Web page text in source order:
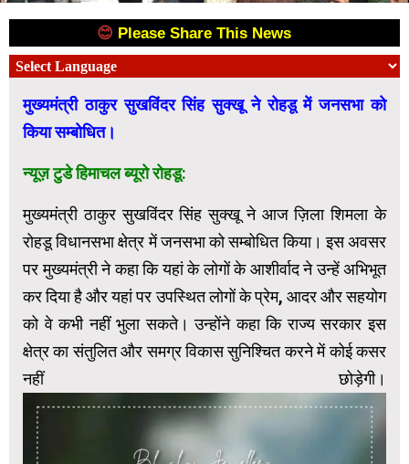
😊 Please Share This News
मुख्यमंत्री ठाकुर सुखविंदर सिंह सुक्खू ने रोहडू में जनसभा को
किया सम्बोधित।
न्यूज़ टुडे हिमाचल ब्यूरो रोहडू:
मुख्यमंत्री ठाकुर सुखविंदर सिंह सुक्खू ने आज ज़िला शिमला के
रोहडू विधानसभा क्षेत्र में जनसभा को सम्बोधित किया। इस अवसर
पर मुख्यमंत्री ने कहा कि यहां के लोगों के आशीर्वाद ने उन्हें अभिभूत
कर दिया है और यहां पर उपस्थित लोगों के प्रेम, आदर और सहयोग
को वे कभी नहीं भुला सकते। उन्होंने कहा कि राज्य सरकार इस
क्षेत्र का संतुलित और समग्र विकास सुनिश्चित करने में कोई कसर
नहीं छोड़ेगी।